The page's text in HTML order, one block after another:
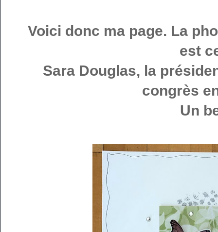
Voici donc ma page. La
est
Sara Douglas, la
congrès
Un